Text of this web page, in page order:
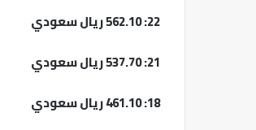
22: 562.10 ريال سعودي
21: 537.70 ريال سعودي
18: 461.10 ريال سعودي